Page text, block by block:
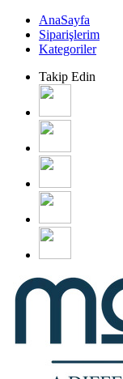
AnaSayfa
Siparişlerim
Kategoriler
Takip Edin